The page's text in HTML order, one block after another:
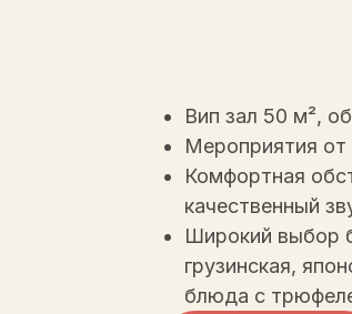
Вип зал 50 м²,
Мероприятия от
Комфортная
качественный
Широкий выбор
грузинская,
блюда с